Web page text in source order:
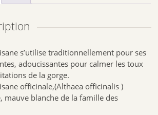
s’utilise traditionnellement pour ses
adoucissantes pour calmer les toux
de la gorge.
officinale,(Althaea officinalis )
mauve blanche de la famille des